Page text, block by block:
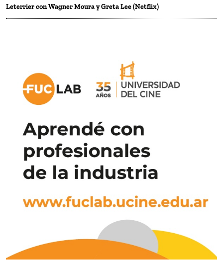
Leterrier con Wagner Moura y Greta Lee (Netflix)